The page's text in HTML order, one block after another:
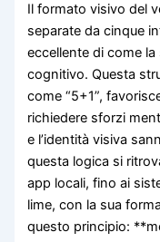
Il formato visivo del
separate da cinque
eccellente di come
cognitivo. Questa
come “5+1”,
richiedere sforzi
e l’identità visiva
questa logica si
app locali, fino ai
lime, con la sua
questo principio: